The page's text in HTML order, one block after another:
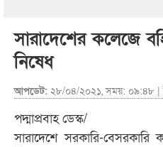
সারাদেশের কলেজে
নিষেধ
আপডেট: ২৮/০৪/২০২১, সময়: ০৯:৪৮ |
পদ্মাপ্রবাহ ডেস্ক/
সারাদেশে সরকারি-